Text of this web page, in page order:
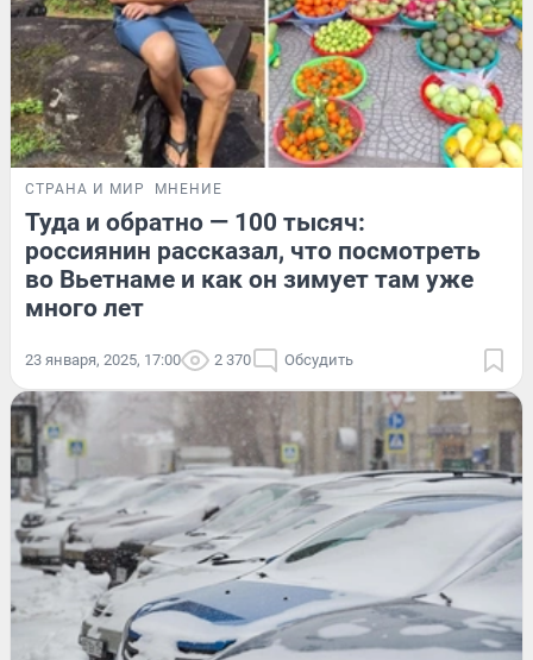
СТРАНА И МИР МНЕНИЕ
Туда и обратно — 100 тысяч:
россиянин рассказал, что посмотреть
во Вьетнаме и как он зимует там уже
много лет
23 января, 2025, 17:00 2 370 Обсудить